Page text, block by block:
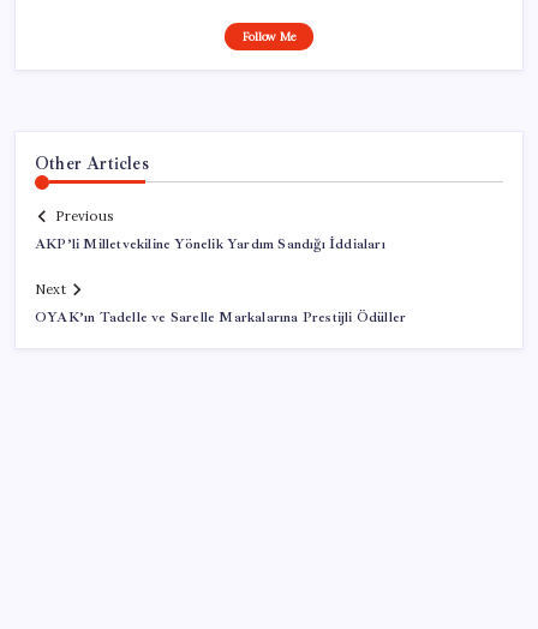
Follow Me
Other Articles
Previous
AKP’li Milletvekiline Yönelik Yardım Sandığı İddiaları
Next
OYAK’ın Tadelle ve Sarelle Markalarına Prestijli Ödüller